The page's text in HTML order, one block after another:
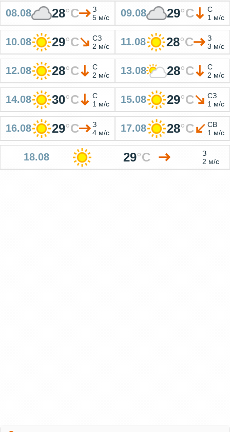
08.08 28°C
З
5 м/с
09.08 29°C
С
1 м/с
10.08 29°C
СЗ
2 м/с
11.08 28°C
З
3 м/с
12.08 28°C
С
2 м/с
13.08 28°C
С
2 м/с
14.08 30°C
С
1 м/с
15.08 29°C
СЗ
1 м/с
16.08 29°C
З
4 м/с
17.08 28°C
СВ
1 м/с
18.08 29°C
З
2 м/с